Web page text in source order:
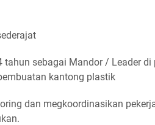
tahun sebagai Mandor / Leader
kantong plastik
dan megkoordinasikan